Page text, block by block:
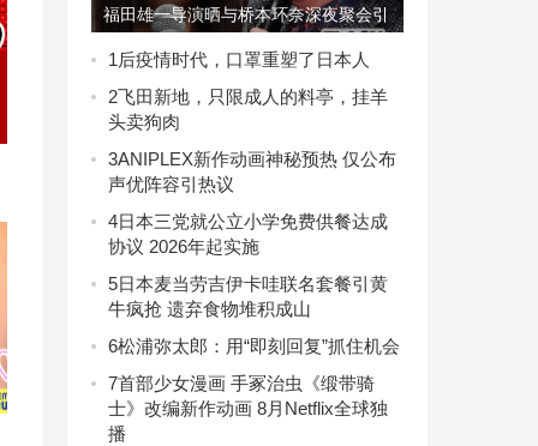
福田雄一导演晒与桥本环奈深夜聚会引
争议
1后疫情时代，口罩重塑了日本人
2飞田新地，只限成人的料亭，挂羊
头卖狗肉
3ANIPLEX新作动画神秘预热 仅公布
声优阵容引热议
4日本三党就公立小学免费供餐达成
协议 2026年起实施
5日本麦当劳吉伊卡哇联名套餐引黄
牛疯抢 遗弃食物堆积成山
6松浦弥太郎：用“即刻回复”抓住机会
7首部少女漫画 手冢治虫《缎带骑
士》改编新作动画 8月Netflix全球独
播